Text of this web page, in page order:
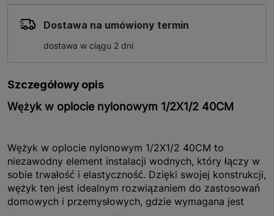
Dostawa na umówiony termin
dostawa w ciągu 2 dni
Szczegółowy opis
Wężyk w oplocie nylonowym 1/2X1/2 40CM
Wężyk w oplocie nylonowym 1/2X1/2 40CM to
niezawodny element instalacji wodnych, który łączy w
sobie trwałość i elastyczność. Dzięki swojej konstrukcji,
wężyk ten jest idealnym rozwiązaniem do zastosowań
domowych i przemysłowych, gdzie wymagana jest